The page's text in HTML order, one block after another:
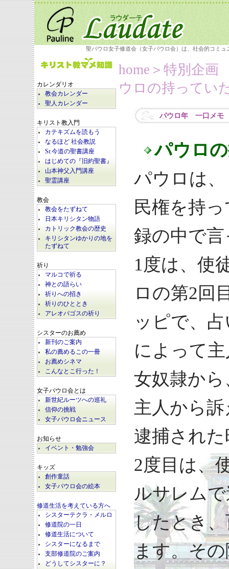
聖パウロ女子修道会（女子パウロ会）は、社会的コミ
カレンダリオ
教会カレンダー
聖人カレンダー
キリスト教入門
カテキズムを読もう
なるほど 社会教説
Sr.今道の聖書講座
はじめての『旧約聖書』
山本神父入門講座
聖霊講座
教会
教会をたずねて
日本キリシタン物語
カトリック教会の歴史
キリシタンゆかりの地を
たずねて
祈り
マルコで祈る
神との語らい
祈りへの招き
祈りのひととき
アレオパゴスの祈り
シスターのお薦め
新刊のご案内
私の薦めるこの一冊
お薦めシネマ
こんなとこ行った！
女子パウロ会とは
新世紀ルーツへの巡礼
信仰の挑戦
女子パウロ会ニュース
お知らせ
イベント・勉強会
キッズ
創作童話
女子パウロ会の絵本
修道生活を考えている方へ
シスターテクラ・メルロ
修道院の一日
修道生活について
シスターになるまで
支部修道院のご案内
どうしてシスターに？
home ＞ 特別企画
ウロの持ってい
パウロ年 一口メモ
パウロ
パウロは
民権を持
録の中で
1度は、使
ロの第2回
ッピで、
によって
女奴隷か
主人から
逮捕され
2度目は、
ルサレム
したとき
ます。そ